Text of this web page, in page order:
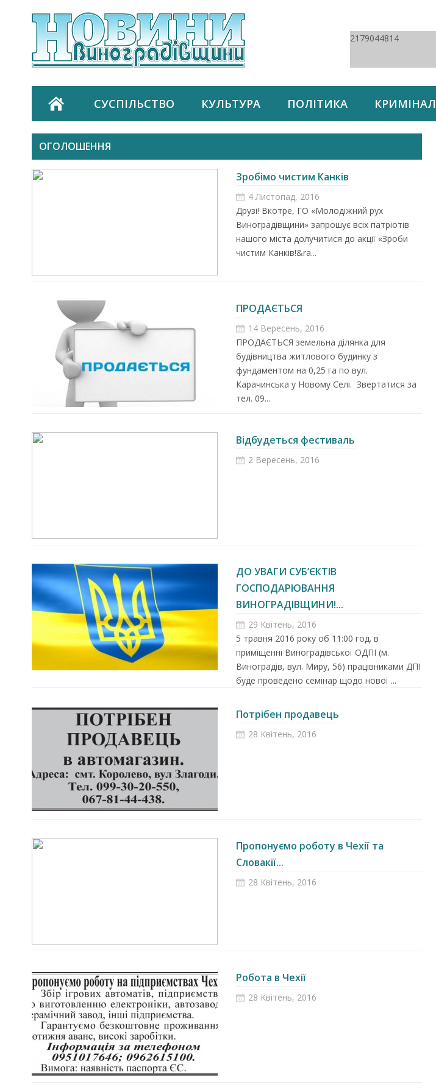
2179044814
СУСПІЛЬСТВО КУЛЬТУРА ПОЛІТИКА КРИМІНАЛ
ОГОЛОШЕННЯ
Зробімо чистим Канків
4 Листопад, 2016
Друзі! Вкотре, ГО «Молодіжний рух
Виноградівщини» запрошує всіх патріотів
нашого міста долучитися до акції «Зроби
чистим Канків!&ra...
ПРОДАЄТЬСЯ
14 Вересень, 2016
ПРОДАЄТЬСЯ земельна ділянка для
будівництва житлового будинку з
фундаментом на 0,25 га по вул.
Карачинська у Новому Селі. Звертатися за
тел. 09...
Відбудеться фестиваль
2 Вересень, 2016
ДО УВАГИ СУБ’ЄКТІВ
ГОСПОДАРЮВАННЯ
ВИНОГРАДІВЩИНИ!...
29 Квітень, 2016
5 травня 2016 року об 11:00 год. в
приміщенні Виноградівської ОДПІ (м.
Виноградів, вул. Миру, 56) працівниками ДПІ
буде проведено семінар щодо нової ...
Потрібен продавець
28 Квітень, 2016
Пропонуємо роботу в Чехії та
Словакії...
28 Квітень, 2016
Робота в Чехії
28 Квітень, 2016
із найнебезпечніших в Україні
к...
Запрошуємо на роботу в
Чеська компанія NAMZOR